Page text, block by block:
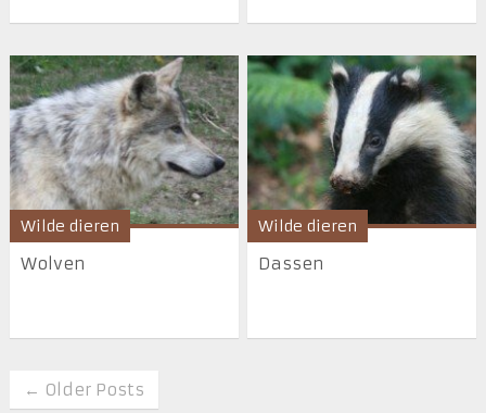
Wilde dieren
Wolven
Wilde dieren
Dassen
← Older Posts